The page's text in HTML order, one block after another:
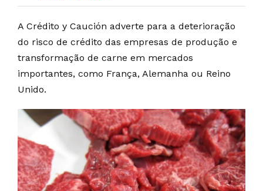
A Crédito y Caución adverte para a deterioração
do risco de crédito das empresas de produção e
transformação de carne em mercados
importantes, como França, Alemanha ou Reino
Unido.